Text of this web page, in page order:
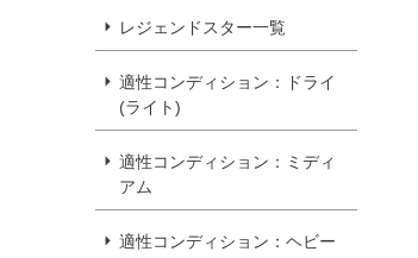
レジェンドスター一覧
適性コンディション：ドライ
(ライト)
適性コンディション：ミディ
アム
適性コンディション：ヘビー